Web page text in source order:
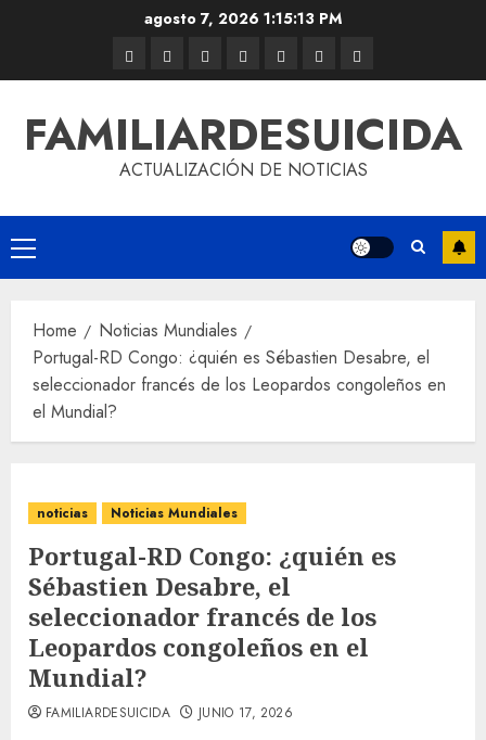
agosto 7, 2026 1:15:13 PM
FAMILIARDESUICIDA
ACTUALIZACIÓN DE NOTICIAS
Home
Noticias Mundiales
Portugal-RD Congo: ¿quién es Sébastien Desabre, el
seleccionador francés de los Leopardos congoleños en
el Mundial?
noticias Noticias Mundiales
Portugal-RD Congo: ¿quién es
Sébastien Desabre, el
seleccionador francés de los
Leopardos congoleños en el
Mundial?
FAMILIARDESUICIDA JUNIO 17, 2026